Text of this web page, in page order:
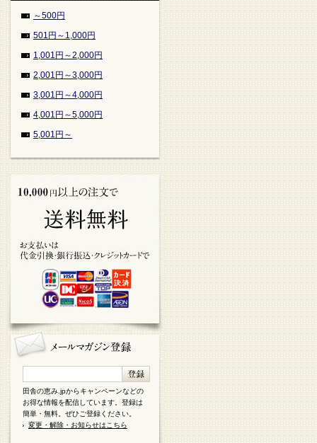
～500円
501円～1,000円
1,001円～2,000円
2,001円～3,000円
3,001円～4,000円
4,001円～5,000円
5,001円～
田舎の恵み.jpからキャンペーンなどの
お得な情報を配信しています。登録は
簡単・無料。ぜひご登録ください。
変更・解除・お知らせはこちら